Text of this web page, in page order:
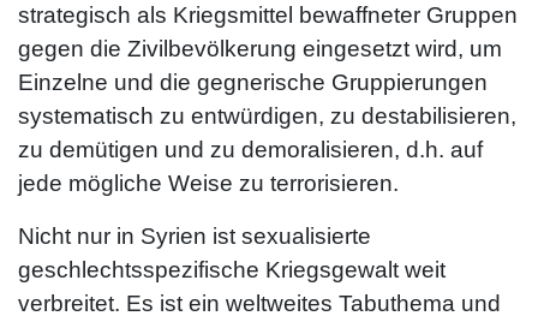
strategisch als Kriegsmittel bewaffneter Gruppen
gegen die Zivilbevölkerung eingesetzt wird, um
Einzelne und die gegnerische Gruppierungen
systematisch zu entwürdigen, zu destabilisieren,
zu demütigen und zu demoralisieren, d.h. auf
jede mögliche Weise zu terrorisieren.
Nicht nur in Syrien ist sexualisierte
geschlechtsspezifische Kriegsgewalt weit
verbreitet. Es ist ein weltweites Tabuthema und